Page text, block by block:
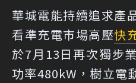
華城電能持續追求產
看準充電市場高壓快
於7月13日再次獨步
功率480kW，樹立電